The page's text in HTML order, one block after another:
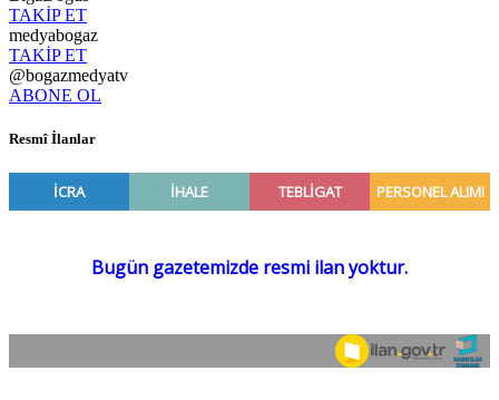
TAKİP ET
medyabogaz
TAKİP ET
@bogazmedyatv
ABONE OL
Resmî İlanlar